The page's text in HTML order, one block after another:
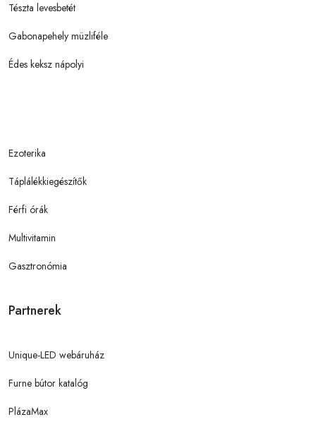
Tészta levesbetét
Gabonapehely müzliféle
Édes keksz nápolyi
Ezoterika
Táplálékkiegészítők
Férfi órák
Multivitamin
Gasztronómia
Partnerek
Unique-LED webáruház
Furne bútor katalóg
PlázaMax